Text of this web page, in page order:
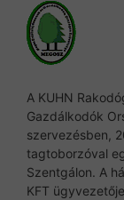
A KUHN
Gazdálkodók
szervezésben,
tagtoborzóval
Szentgálon. A
KFT